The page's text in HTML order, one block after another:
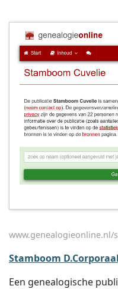
www.genealogieonline.nl/
Stamboom D.Corporaal
Een genealogische